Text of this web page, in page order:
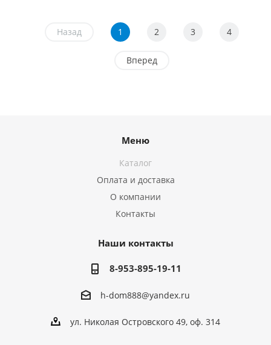
Назад 1 2 3 4
Вперед
Меню
Каталог
Оплата и доставка
О компании
Контакты
Наши контакты
8-953-895-19-11
h-dom888@yandex.ru
ул. Николая Островского 49, оф. 314